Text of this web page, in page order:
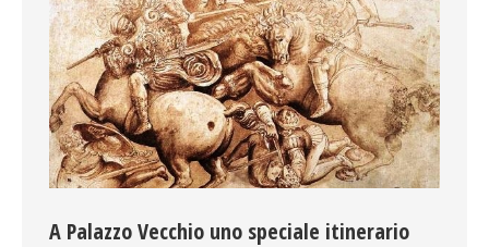
A Palazzo Vecchio uno speciale itinerario